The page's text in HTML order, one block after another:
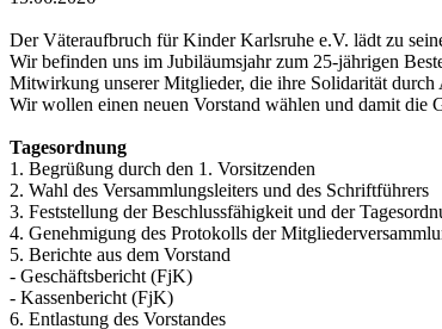
Der Väteraufbruch für Kinder Karlsruhe e.V. lädt zu
Wir befinden uns im Jubiläumsjahr zum 25-jährigen
Mitwirkung unserer Mitglieder, die ihre Solidarität durch
Wir wollen einen neuen Vorstand wählen und damit
Tagesordnung
1. Begrüßung durch den 1. Vorsitzenden
2. Wahl des Versammlungsleiters und des Schriftführers
3. Feststellung der Beschlussfähigkeit und der
4. Genehmigung des Protokolls der
5. Berichte aus dem Vorstand
- Geschäftsbericht (FjK)
- Kassenbericht (FjK)
6. Entlastung des Vorstandes